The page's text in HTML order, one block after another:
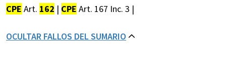
CPE Art. 162 | CPE Art. 167 Inc. 3 |
OCULTAR FALLOS DEL SUMARIO